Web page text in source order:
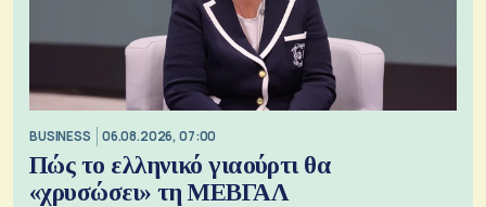
BUSINESS 06.08.2026, 07:00
Πώς το ελληνικό γιαούρτι θα
«χρυσώσει» τη ΜΕΒΓΑΛ